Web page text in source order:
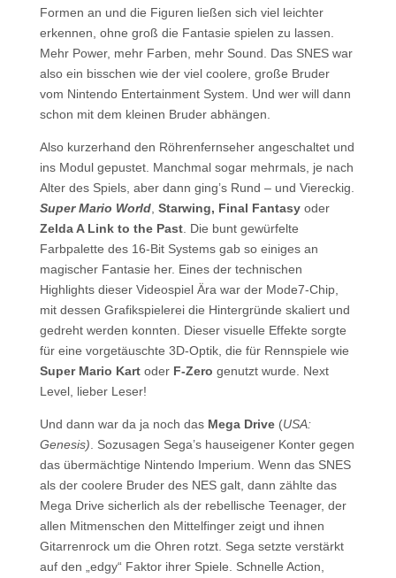
Formen an und die Figuren ließen sich viel leichter
erkennen, ohne groß die Fantasie spielen zu lassen.
Mehr Power, mehr Farben, mehr Sound. Das SNES war
also ein bisschen wie der viel coolere, große Bruder
vom Nintendo Entertainment System. Und wer will dann
schon mit dem kleinen Bruder abhängen.
Also kurzerhand den Röhrenfernseher angeschaltet und
ins Modul gepustet. Manchmal sogar mehrmals, je nach
Alter des Spiels, aber dann ging’s Rund – und Viereckig.
Super Mario World, Starwing, Final Fantasyoder
Zelda A Link to the Past. Die bunt gewürfelte
Farbpalette des 16-Bit Systems gab so einiges an
magischer Fantasie her. Eines der technischen
Highlights dieser Videospiel Ära war der Mode7-Chip,
mit dessen Grafikspielerei die Hintergründe skaliert und
gedreht werden konnten. Dieser visuelle Effekte sorgte
für eine vorgetäuschte 3D-Optik, die für Rennspiele wie
Super Mario Kart oder F-Zero genutzt wurde. Next
Level, lieber Leser!
Und dann war da ja noch das Mega Drive(USA:
Genesis) . Sozusagen Sega’s hauseigener Konter gegen
das übermächtige Nintendo Imperium. Wenn das SNES
als der coolere Bruder des NES galt, dann zählte das
Mega Drive sicherlich als der rebellische Teenager, der
allen Mitmenschen den Mittelfinger zeigt und ihnen
Gitarrenrock um die Ohren rotzt. Sega setzte verstärkt
auf den „edgy“ Faktor ihrer Spiele. Schnelle Action,